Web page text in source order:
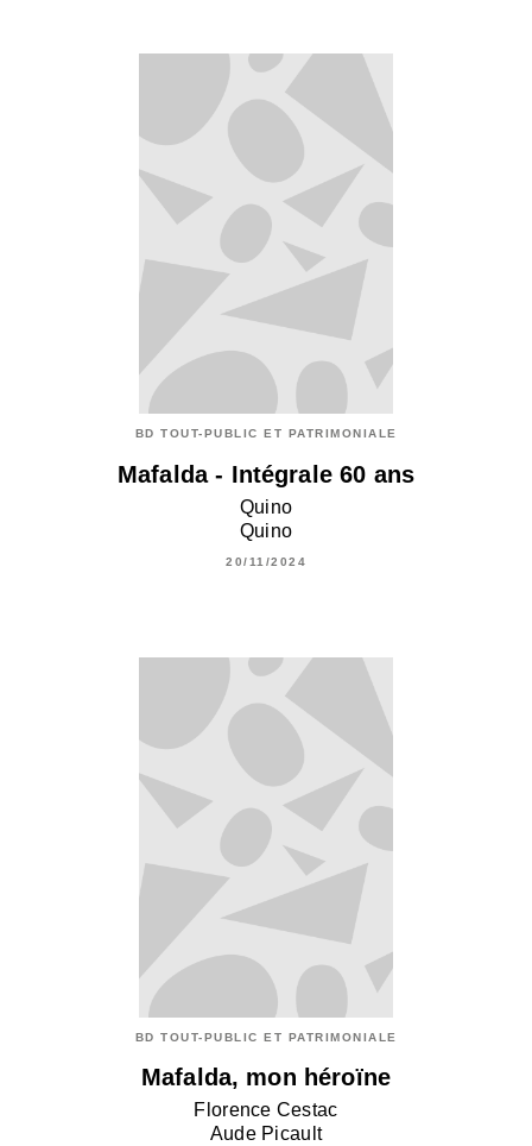
BD TOUT-PUBLIC ET PATRIMONIALE
Mafalda - Intégrale 60 ans
Quino
Quino
20/11/2024
BD TOUT-PUBLIC ET PATRIMONIALE
Mafalda, mon héroïne
Florence Cestac
Aude Picault